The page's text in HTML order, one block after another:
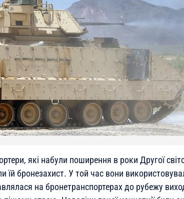
які набули поширення в роки Другої
їй бронезахист. У той час вони
на бронетранспортерах до рубежу